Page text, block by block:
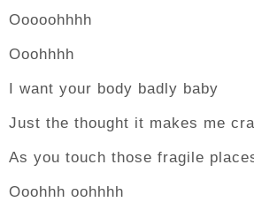
Ooooohhhh
Ooohhhh
I want your body badly baby
Just the thought it makes me
As you touch those fragile
Ooohhh oohhhh